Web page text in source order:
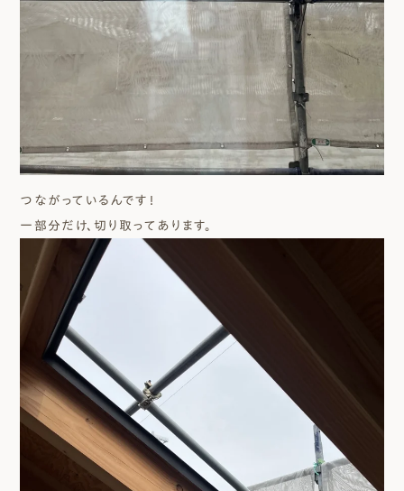
つながっているんです！
一部分だけ、切り取ってあります。